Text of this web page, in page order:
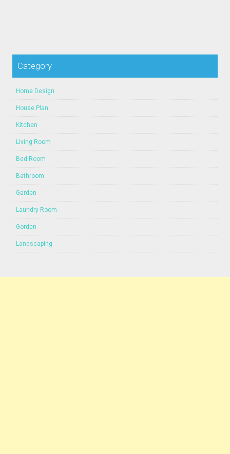
Category
Home Design
House Plan
Kitchen
Living Room
Bed Room
Bathroom
Garden
Laundry Room
Gorden
Landscaping